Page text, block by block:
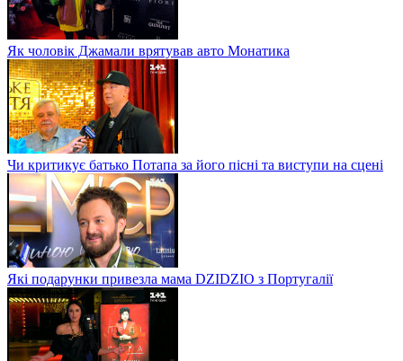
Як чоловік Джамали врятував авто Монатика
Чи критикує батько Потапа за його пісні та виступи на сцені
Які подарунки привезла мама DZIDZIO з Португалії